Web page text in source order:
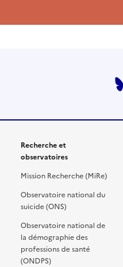
Recherche et
observatoires
Mission Recherche (MiRe)
Observatoire national du
suicide (ONS)
Observatoire national de
la démographie des
professions de santé
(ONDPS)